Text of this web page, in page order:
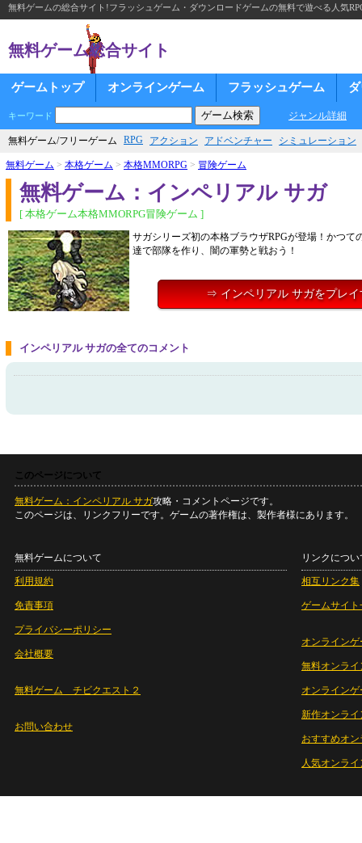
無料ゲームの総合サイト!フラッシュゲーム・ダウンロードゲームの無料で遊べる人気
無料ゲーム総合サイト
ゲームトップ オンラインゲーム フラッシュゲーム
キーワード ジャンル詳細
無料ゲーム/フリーゲーム RPG アクション アドベンチャー シミュレーション
無料ゲーム > 本格ゲーム > 本格MMORPG > 冒険ゲーム
無料ゲーム：インペリアル サガ
[ 本格ゲーム本格MMORPG冒険ゲーム ]
サガシリーズ初の本格ブラウザRPGが登場！かつて
達で部隊を作り、闇の軍勢と戦おう！
⇒ インペリアル サガをプレイ
インペリアル サガの全てのコメント
このページについて
無料ゲーム：インペリアル サガ攻略・コメントページです。
このページは、リンクフリーです。ゲームの著作権は、製作者様にあります。
無料ゲームについて
利用規約
免責事項
プライバシーポリシー
会社概要
無料ゲーム チビクエスト２
お問い合わせ
リンクについ
相互リンク集
ゲームサイト
オンラインゲ
無料オンライ
オンライン
新作オンライ
おすすめオ
人気オンラ